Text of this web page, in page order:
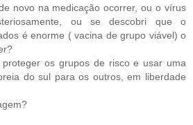
novo na medicação ocorrer, ou o vírus
ou se descobri que o
é enorme ( vacina de grupo viável) o
proteger os grupos de risco e usar uma
do sul para os outros, em liberdade